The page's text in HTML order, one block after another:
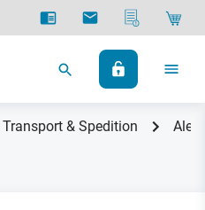
Transport & Spedition